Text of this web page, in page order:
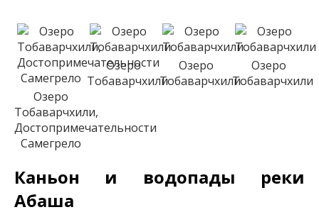
Озеро
Тобаварчхили,
Достопримечательности
Самегрело
Озеро
Тобаварчхили
Озеро
Тобаварчхили
Озеро
Тобаварчхили
Каньон и водопады реки
Абаша